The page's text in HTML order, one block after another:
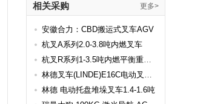
相关采购 更多>
安徽合力：CBD搬运式叉车AGV
杭叉A系列2.0-3.8吨内燃叉车
杭叉R系列1-3.5吨内燃平衡重式叉车
林德叉车(LINDE)E16C电动叉车 E16C
林德 电动托盘堆垛叉车1.4-1.6吨